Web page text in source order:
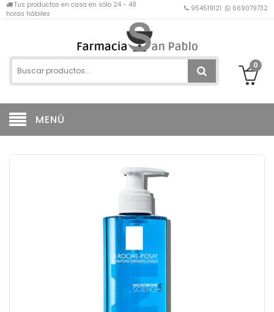
Tus productos en casa en sólo 24 - 48
horas hábiles
954519121 669079732
0
MENÚ